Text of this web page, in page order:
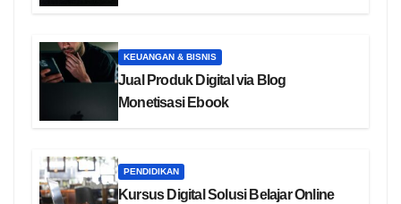
KEUANGAN & BISNIS
Jual Produk Digital via Blog
Monetisasi Ebook
PENDIDIKAN
Kursus Digital Solusi Belajar Online